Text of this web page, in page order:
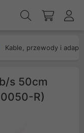
Kable, przewody i
s 50cm
R)